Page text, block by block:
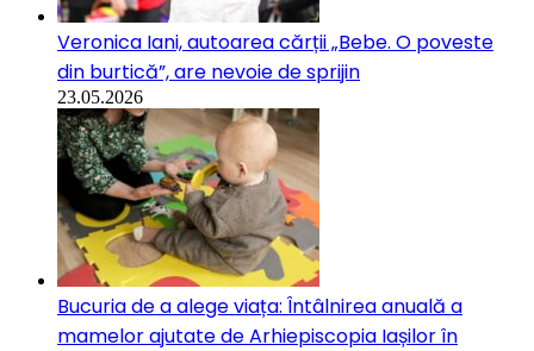
Veronica Iani, autoarea cărții „Bebe. O poveste
din burtică”, are nevoie de sprijin
23.05.2026
Bucuria de a alege viața: Întâlnirea anuală a
mamelor ajutate de Arhiepiscopia Iașilor în